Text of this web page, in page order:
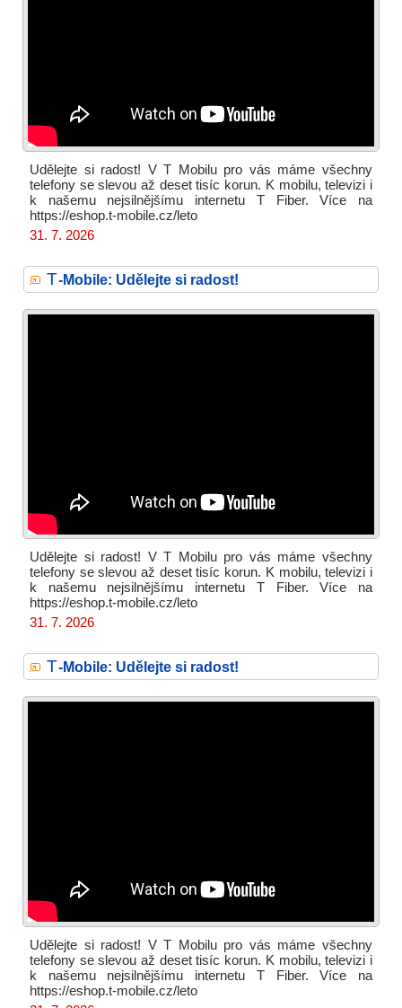
Udělejte si radost! V T Mobilu pro vás máme všechny
telefony se slevou až deset tisíc korun. K mobilu, televizi i
k našemu nejsilnějšímu internetu T Fiber. Více na
https://eshop.t-mobile.cz/leto
31. 7. 2026
T-Mobile: Udělejte si radost!
Udělejte si radost! V T Mobilu pro vás máme všechny
telefony se slevou až deset tisíc korun. K mobilu, televizi i
k našemu nejsilnějšímu internetu T Fiber. Více na
https://eshop.t-mobile.cz/leto
31. 7. 2026
T-Mobile: Udělejte si radost!
Udělejte si radost! V T Mobilu pro vás máme všechny
telefony se slevou až deset tisíc korun. K mobilu, televizi i
k našemu nejsilnějšímu internetu T Fiber. Více na
https://eshop.t-mobile.cz/leto